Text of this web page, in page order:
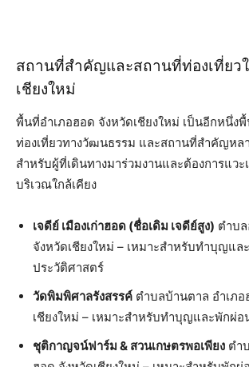
สถานที่สำคัญและสถานที่ท่องเที่ยว
เชียงใหม่
พื้นที่อำเภอฮอด จังหวัดเชียงใหม่ เป็นอีกหนึ่ง
ท่องเที่ยวทางวัฒนธรรม และสถานที่สำคัญหล
สำหรับผู้ที่เดินทางมาร่วมงานและต้องการแว
บริเวณใกล้เคียง
เจดีย์ เมืองเก่าฮอด (ชื่อเดิม เจดีย์สูง) ตำบ
จังหวัดเชียงใหม่ – เหมาะสำหรับทำบุญแล
ประวัติศาสตร์
วัดพิมพิศาลรังสรรค์ ตำบลบ้านตาล อำเภอ
เชียงใหม่ – เหมาะสำหรับทำบุญและพักผ่อ
ชุติกาญจน์ฟาร์ม & สวนเกษตรพอเพียง ตำ